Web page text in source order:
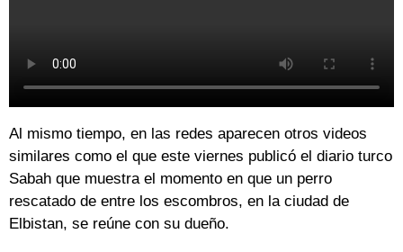
Al mismo tiempo, en las redes aparecen otros videos
similares como el que este viernes publicó el diario turco
Sabah que muestra el momento en que un perro
rescatado de entre los escombros, en la ciudad de
Elbistan, se reúne con su dueño.